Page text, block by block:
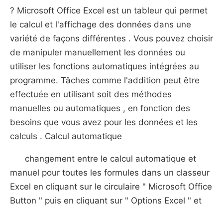
? Microsoft Office Excel est un tableur qui permet
le calcul et l'affichage des données dans une
variété de façons différentes . Vous pouvez choisir
de manipuler manuellement les données ou
utiliser les fonctions automatiques intégrées au
programme. Tâches comme l'addition peut être
effectuée en utilisant soit des méthodes
manuelles ou automatiques , en fonction des
besoins que vous avez pour les données et les
calculs . Calcul automatique
changement entre le calcul automatique et
manuel pour toutes les formules dans un classeur
Excel en cliquant sur le circulaire " Microsoft Office
Button " puis en cliquant sur " Options Excel " et